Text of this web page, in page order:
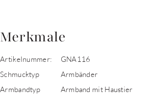
Merkmale
Artikelnummer:
GNA116
Schmucktyp
Armbänder
Armbandtyp
Armband mit Haustier